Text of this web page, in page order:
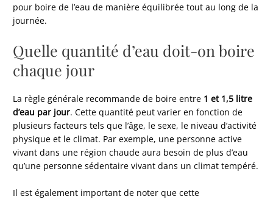
pour boire de l’eau de manière équilibrée tout au long de la
journée.
Quelle quantité d’eau doit-on boire
chaque jour
La règle générale recommande de boire entre 1 et 1,5 litre
d’eau par jour. Cette quantité peut varier en fonction de
plusieurs facteurs tels que l’âge, le sexe, le niveau d’activité
physique et le climat. Par exemple, une personne active
vivant dans une région chaude aura besoin de plus d’eau
qu’une personne sédentaire vivant dans un climat tempéré.
Il est également important de noter que cette